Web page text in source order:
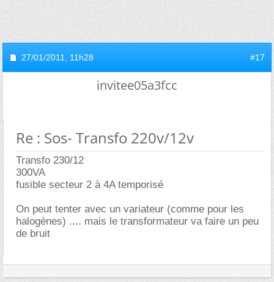
27/01/2011, 11h28 #17
invitee05a3fcc
Re : Sos- Transfo 220v/12v
Transfo 230/12
300VA
fusible secteur 2 à 4A temporisé
On peut tenter avec un variateur (comme pour les
halogènes) .... mais le transformateur va faire un peu
de bruit